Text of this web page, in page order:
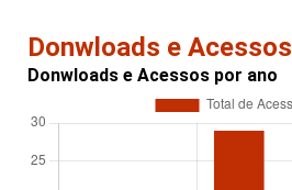
Donwloads e Acessos
Donwloads e Acessos por ano